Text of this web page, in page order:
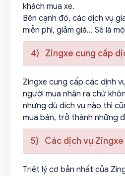
khách mua xe.
Bên cạnh đó, các dịch vụ
miễn phí, giảm giá... Sẽ là
4) Zingxe cung cấp
Zingxe cung cấp các dịnh
người mua nhận ra chứ
nhưng dù dịch vụ nào thì
mua bán, trở thành những
5) Các dịch vụ
Triết lý cơ bản nhất của